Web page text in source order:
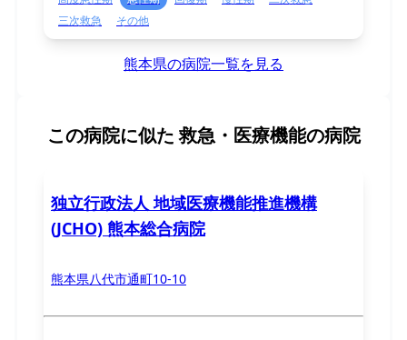
三次救急
その他
熊本県の病院一覧を見る
この病院に似た 救急・医療機能の病院
独立行政法人 地域医療機能推進機構
(JCHO) 熊本総合病院
熊本県八代市通町10-10